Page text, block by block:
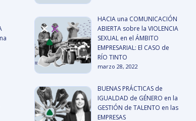
HACIA una COMUNICACIÓN
ABIERTA sobre la VIOLENCIA
SEXUAL en el ÁMBITO
EMPRESARIAL: El CASO de
RÍO TINTO
marzo 28, 2022
BUENAS PRÁCTICAS de
IGUALDAD de GÉNERO en la
GESTIÓN de TALENTO en las
EMPRESAS